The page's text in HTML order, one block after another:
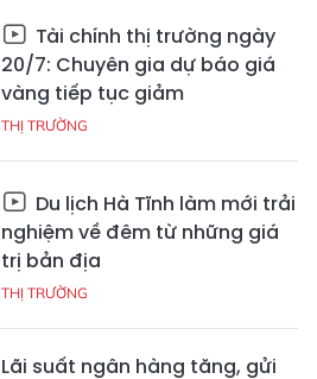
Tài chính thị trường ngày
20/7: Chuyên gia dự báo giá
vàng tiếp tục giảm
THỊ TRƯỜNG
Du lịch Hà Tĩnh làm mới trải
nghiệm về đêm từ những giá
trị bản địa
THỊ TRƯỜNG
Lãi suất ngân hàng tăng, gửi